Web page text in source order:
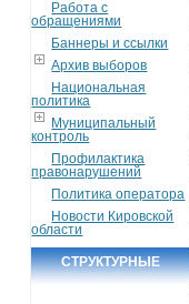
Работа с
обращениями
Баннеры и ссылки
Архив выборов
Национальная
политика
Муниципальный
контроль
Профилактика
правонарушений
Политика оператора
Новости Кировской
области
СТРУКТУРНЫЕ